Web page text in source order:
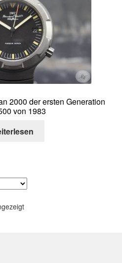
2000 der ersten Generation
von 1983
Nach